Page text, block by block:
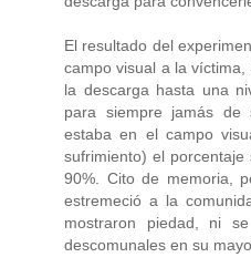
El resultado del
campo visual a la
la descarga hasta una
para siempre jamás
estaba en el campo
sufrimiento) el
90%. Cito de memoria,
estremeció a la
mostraron piedad, ni
descomunales en su